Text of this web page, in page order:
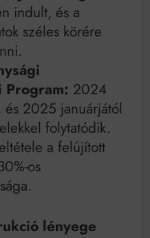
indult, és a
széles körére
2024
2025 januárjától
folytatódik.
a felújított
os
lényege